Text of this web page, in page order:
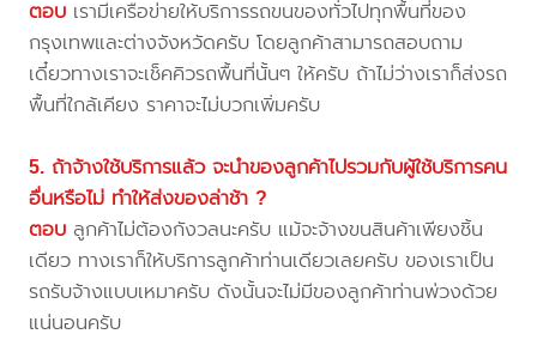
ตอบ เรามีเครือข่ายให้บริการรถขนของทั่วไปทุกพื้นที่ของ
กรุงเทพและต่างจังหวัดครับ โดยลูกค้าสามารถสอบถาม
เดี๋ยวทางเราจะเช็คคิวรถพื้นที่นั้นๆ ให้ครับ ถ้าไม่ว่างเราก็ส่งรถ
พื้นที่ใกล้เคียง ราคาจะไม่บวกเพิ่มครับ
5. ถ้าจ้างใช้บริการแล้ว จะนำของลูกค้าไปรวมกับผู้ใช้บริการคน
อื่นหรือไม่ ทำให้ส่งของล่าช้า ?
ตอบ ลูกค้าไม่ต้องกังวลนะครับ แม้จะจ้างขนสินค้าเพียงชิ้น
เดียว ทางเราก็ให้บริการลูกค้าท่านเดียวเลยครับ ของเราเป็น
รถรับจ้างแบบเหมาครับ ดังนั้นจะไม่มีของลูกค้าท่านพ่วงด้วย
แน่นอนครับ